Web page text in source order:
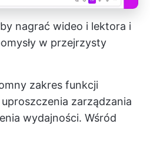
nagrać wideo i lektora i
w przejrzysty
zakres funkcji
zarządzania
wydajności. Wśród